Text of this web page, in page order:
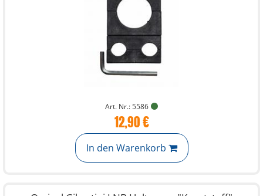
Art. Nr.: 5586
12,90 €
In den Warenkorb